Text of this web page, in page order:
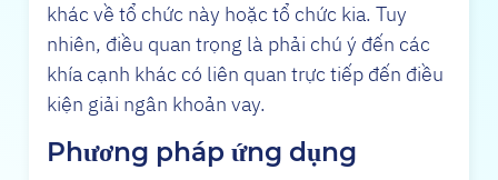
khác về tổ chức này hoặc tổ chức kia. Tuy
nhiên, điều quan trọng là phải chú ý đến các
khía cạnh khác có liên quan trực tiếp đến điều
kiện giải ngân khoản vay.
Phương pháp ứng dụng